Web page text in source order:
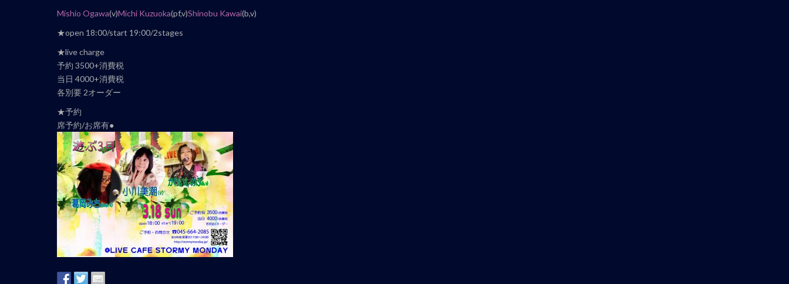
ト
ナ
ゲ
ー
シ
ョ
ン
Mishio Ogawa(v)Michi Kuzuoka(pf,v)Shinobu Kawai(b,v)
★open 18:00/start 19:00/2stages
★live charge
予約 3500+消費税
当日 4000+消費税
各別要 2オーダー
★予約
席予約/お席有●